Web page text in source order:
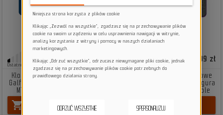
Ostatnie sztuki
99,00 zł
Klocki okładziny hamulcowe
Galfer Road Brake Pad Magura
MT2 MT4 MT6 MT8 MTS blue
shopping_cart DO KOSZYKA
Ostatnie sztuki
94,99 zł
Klocki okładziny hamulcowe
Galfer E-bike Brake Pad Magura
MT2 MT4 MT6 MT8 MTS purple
DO KOSZYKA
Niniejsza strona korzysta z plików cookie
Klikając „Zezwól na wszystkie”, zgadzasz się na przechowywanie plików
cookie na swoim urządzeniu w celu usprawnienia nawigacji w witrynie,
analizy korzystania z witryny i pomocy w naszych działaniach
marketingowych.
Klikając „Odrzuć wszystkie”, odrzucasz niewymagane pliki cookie, jednak
zgadzasz się na przechowywanie plików cookie potrzebnych do
prawidłowego działania strony.
ODRZUĆ WSZYSTKIE SPERSONALIZUJ